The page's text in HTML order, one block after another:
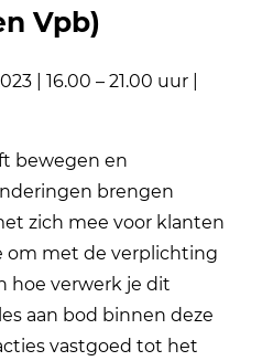
Vpb)
| 16.00 – 21.00 uur |
bewegen en
brengen
zich mee voor klanten
om met de verplichting
hoe verwerk je dit
aan bod binnen deze
vastgoed tot het